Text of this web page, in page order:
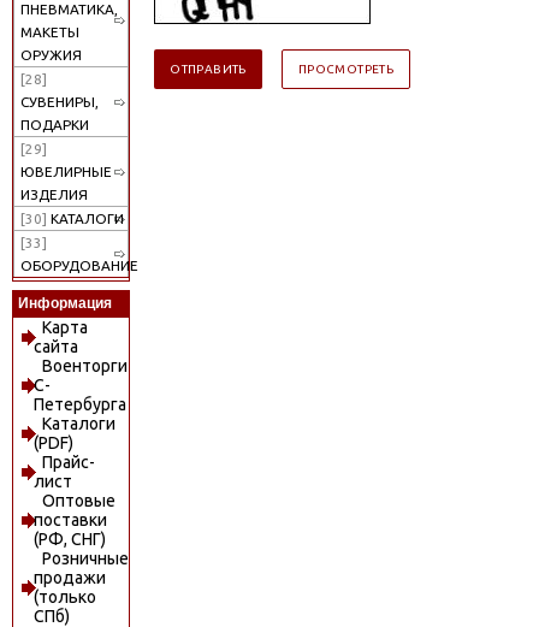
ПНЕВМАТИКА,
МАКЕТЫ
ОРУЖИЯ
[28]
СУВЕНИРЫ,
ПОДАРКИ
[29]
ЮВЕЛИРНЫЕ
ИЗДЕЛИЯ
[30] КАТАЛОГИ
[33]
ОБОРУДОВАНИЕ
Информация
Карта
сайта
Военторги
С-
Петербурга
Каталоги
(PDF)
Прайс-
лист
Оптовые
поставки
(РФ, СНГ)
Розничные
продажи
(только
СПб)